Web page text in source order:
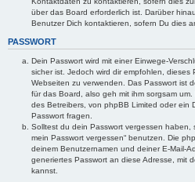
über das Board erforderlich ist. Darüber
Benutzer Dich kontaktieren, sofern Du dies
PASSWORT
Dein Passwort wird mit einer Einwege-
sicher ist. Jedoch wird dir empfohlen, dieses
Webseiten zu verwenden. Das Passwort ist
für das Board, also geh mit ihm sorgsam
des Betreibers, von phpBB Limited oder ein
Passwort fragen.
Solltest du dein Passwort vergessen haben,
mein Passwort vergessen“ benutzen. Die
deinem Benutzernamen und deiner E-Mail-
generiertes Passwort an diese Adresse, mit
kannst.